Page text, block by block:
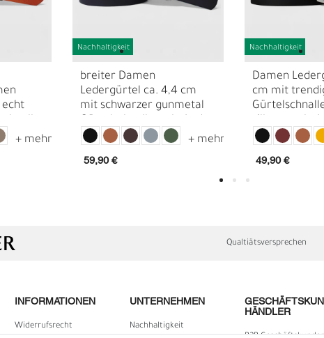
Nachhaltigkeit
breiter Damen
Ledergürtel ca. 4,4 cm
mit schwarzer gunmetal
59,90 €
Nachhaltigkeit
Damen
cm mit
49,90 €
Qualtiätsversprechen
INFORMATIONEN
Widerrufs­recht
UNTERNEHMEN
Nachhaltigkeit
HÄNDLER